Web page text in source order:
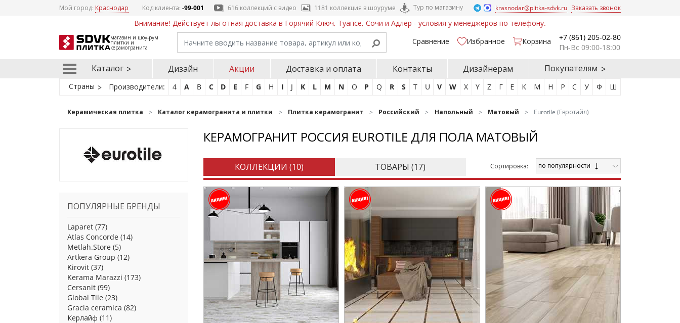
Мой город: Краснодар Код клиента:-99-001 616 коллекций с видео 1181 коллекция в шоуруме Тур по магазину krasnodar@plitka-sdvk.ru Заказать звонок
Внимание! Действует льготная доставка в Горячий Ключ, Туапсе, Сочи и Адлер - условия у менеджеров по телефону.
магазин и шоу-рум
плитки и
керамогранита
Сравнение Избранное Корзина
+7 (861) 205-02-80
Пн-Вс 09:00-18:00
Каталог Дизайн Акции Доставка и оплата Контакты Дизайнерам Покупателям
Страны Производители: 4 A B C D E F G H I J K L M N O P Q R S T U V W X Y Z Г Е К М Н Р С У Ф Ш
Керамическая плитка Каталог керамогранита и плитки Плитка керамогранит Российский Напольный Матовый Eurotile (Евротайл)
ПОПУЛЯРНЫЕ БРЕНДЫ
Laparet (77)
Atlas Concorde (14)
Metlah.Store (5)
Artkera Group (12)
Kirovit (37)
Kerama Marazzi (173)
Cersanit (99)
Global Tile (23)
Gracia ceramica (82)
Керлайф (11)
КЕРАМОГРАНИТ РОССИЯ EUROTILE ДЛЯ ПОЛА МАТОВЫЙ
КОЛЛЕКЦИИ (10) ТОВАРЫ (17) Cортировка: по популярности